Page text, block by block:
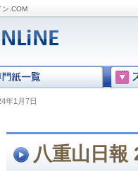
ン.COM
年1月7日
八重山日報